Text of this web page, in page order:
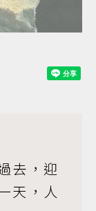
去，迎
天，人